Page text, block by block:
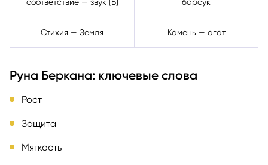
Стихия — Земля Камень — агат
Руна Беркана: ключевые слова
Рост
Защита
Мягкость